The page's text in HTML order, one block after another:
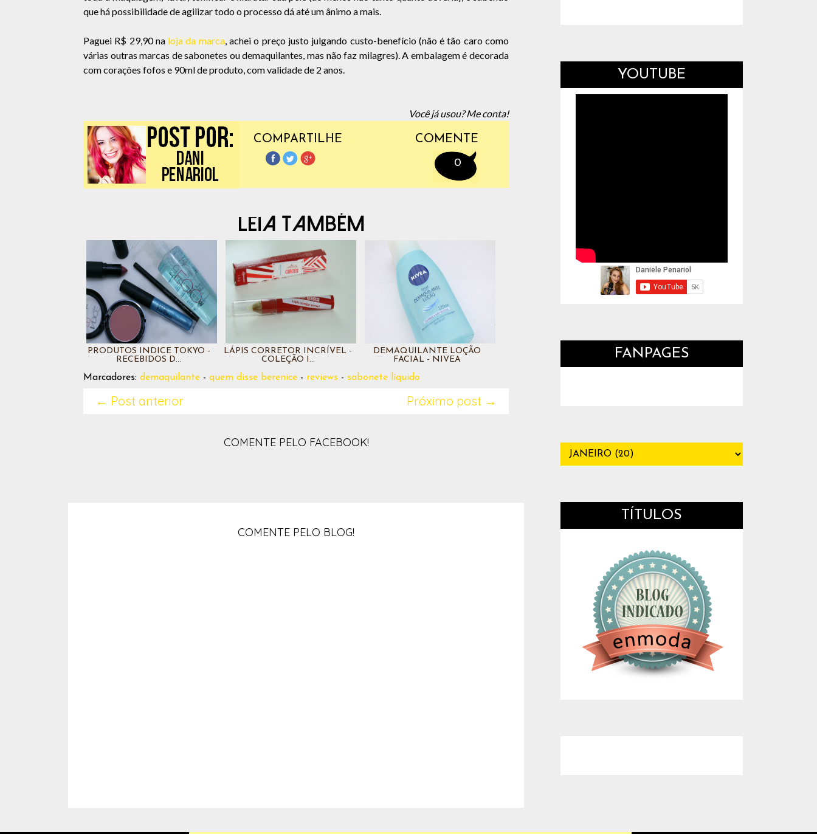
que há possibilidade de agilizar todo o processo dá até um ânimo a mais.
Paguei R$ 29,90 na loja da marca, achei o preço justo julgando custo-benefício (não é tão caro como
várias outras marcas de sabonetes ou demaquilantes, mas não faz milagres). A embalagem é decorada
com corações fofos e 90ml de produto, com validade de 2 anos.
Você já usou? Me conta!
0
COMENTE
COMPARTILHE
PRODUTOS INDICE TOKYO -
RECEBIDOS D...
LÁPIS CORRETOR INCRÍVEL -
COLEÇÃO I...
DEMAQUILANTE LOÇÃO
FACIAL - NIVEA
Marcadores: demaquilante - quem disse berenice - reviews - sabonete líquido
Próximo post →
← Post anterior
COMENTE PELO FACEBOOK!
COMENTE PELO BLOG!
YOUTUBE
FANPAGES
TÍTULOS